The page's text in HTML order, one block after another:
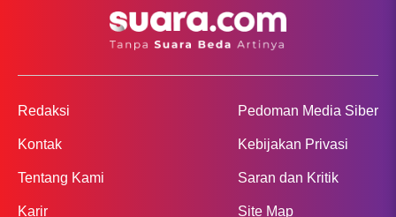
Redaksi
Kontak
Tentang Kami
Karir
Pedoman Media Siber
Kebijakan Privasi
Saran dan Kritik
Site Map